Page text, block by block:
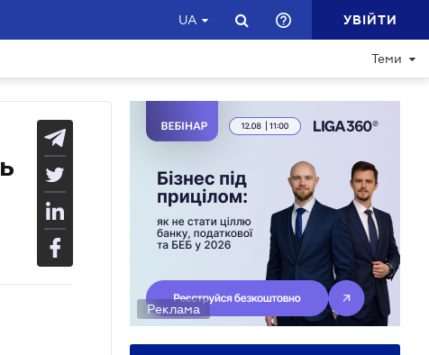
UA УВІЙТИ
Теми
Реклама